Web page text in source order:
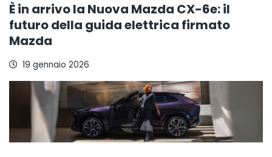
È in arrivo la Nuova Mazda CX-6e: il
futuro della guida elettrica firmato
Mazda
19 gennaio 2026